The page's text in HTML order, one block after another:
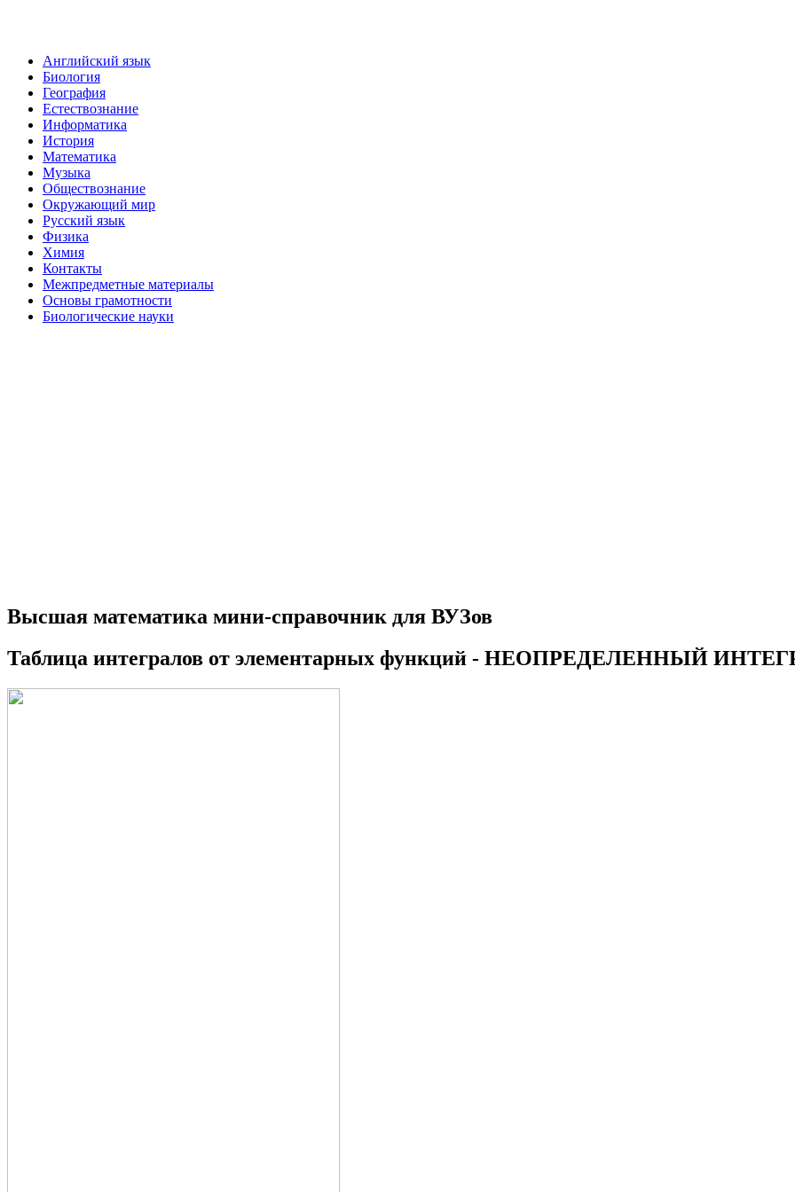
Английский язык
Биология
География
Естествознание
Информатика
История
Математика
Музыка
Обществознание
Окружающий мир
Русский язык
Физика
Химия
Контакты
Межпредметные материалы
Основы грамотности
Биологические науки
Высшая математика мини-справочник для ВУЗов
Таблица интегралов от элементарных функций - НЕОПРЕДЕЛЕННЫЙ